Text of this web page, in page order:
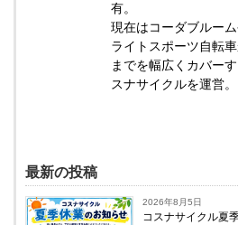
有。
現在はコーダブルー
ライトスポーツ自転
までを幅広くカバー
スナサイクルを運営。
最新の投稿
2026年8月5日
コスナサイクル夏